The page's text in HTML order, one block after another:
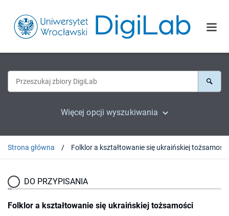
Więcej opcji wyszukiwania
Strona główna
DO PRZYPISANIA
Folklor a kształtowanie się ukraińskiej tożsamości